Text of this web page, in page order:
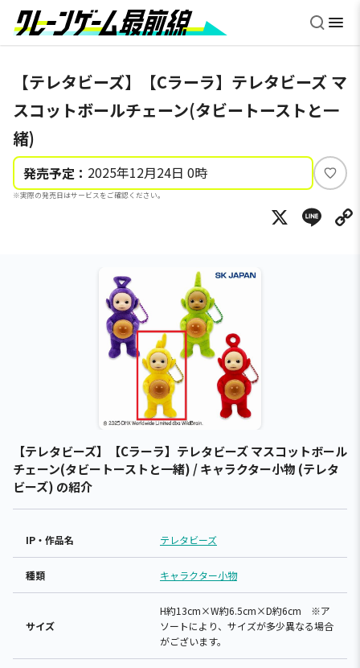
【テレタビーズ】【Cラーラ】テレタビーズ マ
スコットボールチェーン(タビートーストと一
緒)
発売予定： 2025年12月24日 0時
※実際の発売日はサービスをご確認ください。
い
ね
X
【テレタビーズ】【Cラーラ】テレタビーズ マスコットボール
チェーン(タビートーストと一緒) / キャラクター小物 (テレタ
ビーズ) の紹介
IP・作品名 テレタビーズ
種類 キャラクター小物
サイズ
H約13cm×W約6.5cm×D約6cm ※ア
ソートにより、サイズが多少異なる場合
がございます。